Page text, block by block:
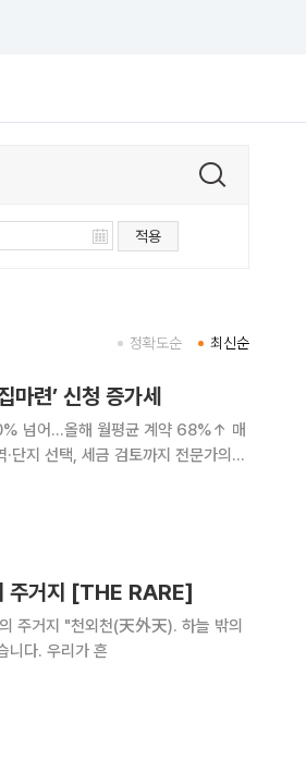
적용
최신순
정확도순
마련’ 신청 증가세
넘어…올해 월평균 계약 68%↑ 매
단지 선택, 세금 검토까지 전문가의
주거지 [THE RARE]
습니다. 우리가 흔